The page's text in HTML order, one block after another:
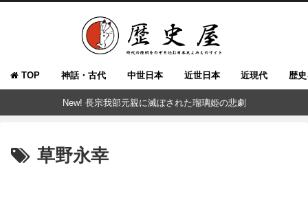
TOP 神話・古代 中世日本 近世日本 近現代 歴
New! 長宗我部元親に滅ぼされた瑠璃姫の悲劇
草野永幸